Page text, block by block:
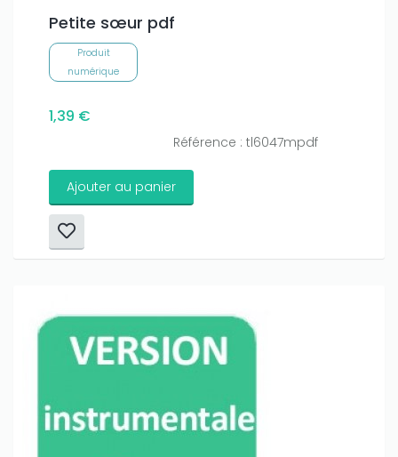
Petite sœur pdf
Produit
numérique
1,39 €
Référence : tl6047mpdf
Ajouter au panier